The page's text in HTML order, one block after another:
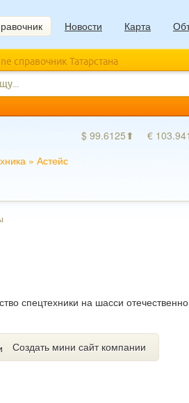
Новости Карта
справочник Татарстана
$ 99.6125⬆ €
» Астейс
спецтехники на шасси
Создать мини сайт компании